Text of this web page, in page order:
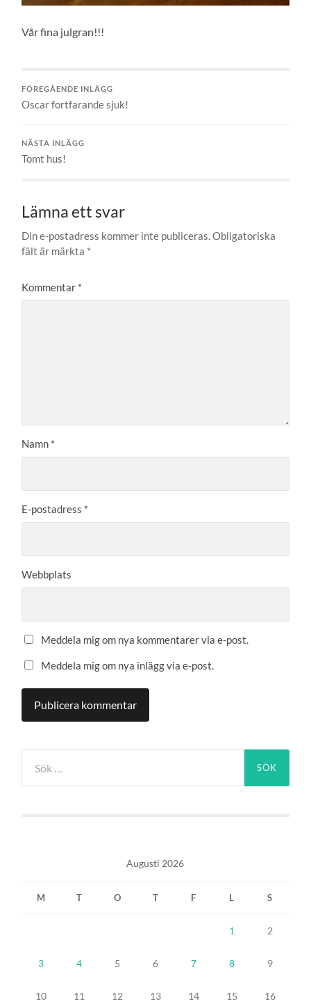
Vår fina julgran!!!
FÖREGÅENDE INLÄGG
Oscar fortfarande sjuk!
NÄSTA INLÄGG
Tomt hus!
Lämna ett svar
Din e-postadress kommer inte publiceras.Obligatoriska
fält är märkta *
Kommentar *
Namn *
E-postadress *
Webbplats
Meddela mig om nya kommentarer via e-post.
Meddela mig om nya inlägg via e-post.
efter:
Augusti 2026
M T O T F L S
1 2
3 4 5 6 7 8 9
10 11 12 13 14 15 16